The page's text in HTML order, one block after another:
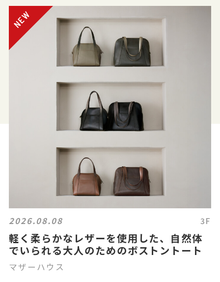
2026.08.08 3F
軽く柔らかなレザーを使用した、自然体
でいられる大人のためのボストントート
マザーハウス